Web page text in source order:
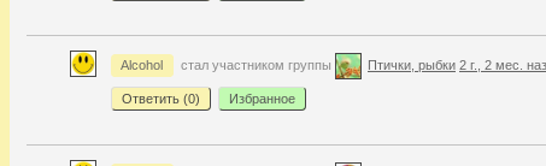
Alcohol стал участником группы Птички, рыбки 2 г., 2 мес.
Ответить (0) Избранное